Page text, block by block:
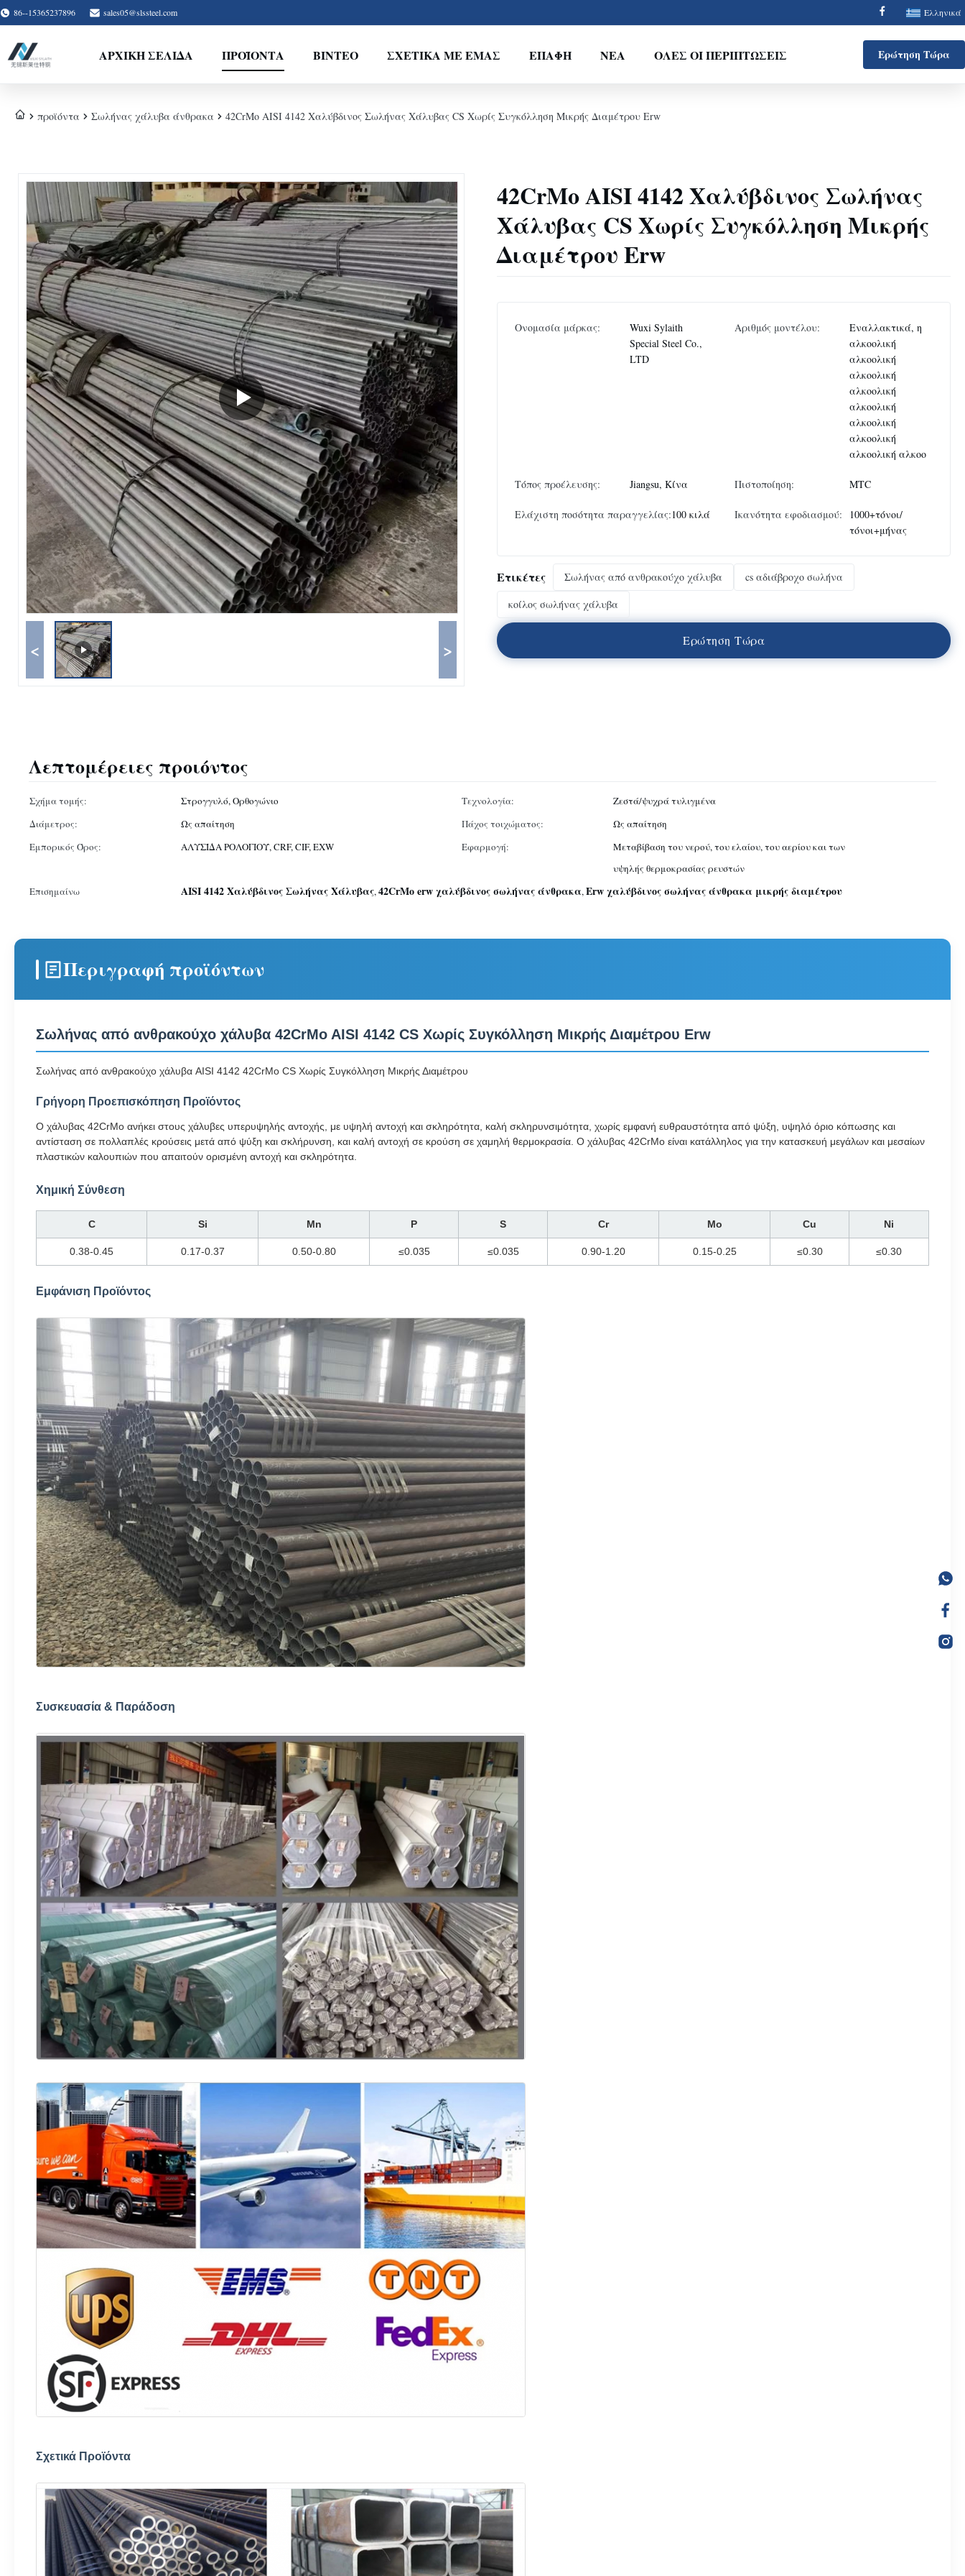
86--15365237896 sales05@slssteel.com Ελληνικά
ΑΡΧΙΚΉ ΣΕΛΊΔΑ ΠΡΟΪΌΝΤΑ ΒΊΝΤΕΟ ΣΧΕΤΙΚΆ ΜΕ ΕΜΆΣ ΕΠΑΦΉ ΝΈΑ ΌΛΕΣ ΟΙ ΠΕΡΙΠΤΏΣΕΙΣ Ερώτηση Τώρα
προϊόντα Σωλήνας χάλυβα άνθρακα 42CrMo AISI 4142 Χαλύβδινος Σωλήνας Χάλυβας CS Χωρίς Συγκόλληση Μικρής Διαμέτρου Erw
< >
42CrMo AISI 4142 Χαλύβδινος Σωλήνας
Χάλυβας CS Χωρίς Συγκόλληση Μικρής
Διαμέτρου Erw
Ονομασία μάρκας:
Wuxi Sylaith
Special Steel Co.,
LTD
Αριθμός μοντέλου:
Εναλλακτικά, η
αλκοολική
αλκοολική
αλκοολική
αλκοολική
αλκοολική
αλκοολική
αλκοολική
αλκοολική αλκοο
Τόπος προέλευσης: Jiangsu, Κίνα Πιστοποίηση: MTC
Ελάχιστη ποσότητα παραγγελίας:100 κιλά Ικανότητα εφοδιασμού:
1000+τόνοι/
τόνοι+μήνας
Ετικέτες Σωλήνας από ανθρακούχο χάλυβα
cs αδιάβροχο σωλήνα
κοίλος σωλήνας χάλυβα
Ερώτηση Τώρα
Λεπτομέρειες προιόντος
Σχήμα τομής: Στρογγυλό, Ορθογώνιο Τεχνολογία:
Ζεστά/ψυχρά τυλιγμένα
Διάμετρος:
Ως απαίτηση Πάχος τοιχώματος:
Ως απαίτηση
Εμπορικός Όρος:
ΑΛΥΣΊΔΑ ΡΟΛΟΓΙΟΎ, CRF, CIF, EXW Εφαρμογή:
Μεταβίβαση του νερού, του ελαίου, του αερίου και των
υψηλής θερμοκρασίας ρευστών
Επισημαίνω
AISI 4142 Χαλύβδινος Σωλήνας Χάλυβας,42CrMo erw χαλύβδινος σωλήνας άνθρακα,Erw χαλύβδινος σωλήνας άνθρακα μικρής διαμέτρου
Περιγραφή προϊόντων
Σωλήνας από ανθρακούχο χάλυβα 42CrMo AISI 4142 CS Χωρίς Συγκόλληση Μικρής Διαμέτρου Erw
Σωλήνας από ανθρακούχο χάλυβα AISI 4142 42CrMo CS Χωρίς Συγκόλληση Μικρής Διαμέτρου
Γρήγορη Προεπισκόπηση Προϊόντος
Ο χάλυβας 42CrMo ανήκει στους χάλυβες υπερυψηλής αντοχής, με υψηλή αντοχή και σκληρότητα, καλή σκληρυνσιμότητα, χωρίς εμφανή ευθραυστότητα από ψύξη, υψηλό όριο κόπωσης και
αντίσταση σε πολλαπλές κρούσεις μετά από ψύξη και σκλήρυνση, και καλή αντοχή σε κρούση σε χαμηλή θερμοκρασία. Ο χάλυβας 42CrMo είναι κατάλληλος για την κατασκευή μεγάλων και μεσαίων
πλαστικών καλουπιών που απαιτούν ορισμένη αντοχή και σκληρότητα.
Χημική Σύνθεση
C Si Mn P S Cr Mo Cu Ni
0.38-0.45 0.17-0.37 0.50-0.80 ≤0.035 ≤0.035 0.90-1.20 0.15-0.25 ≤0.30 ≤0.30
Εμφάνιση Προϊόντος
Συσκευασία & Παράδοση
Σχετικά Προϊόντα